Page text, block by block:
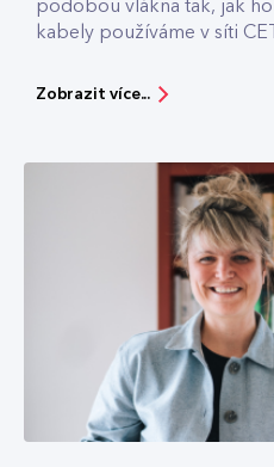
podobou vlákna tak, jak ho
kabely používáme v síti
Zobrazit více...